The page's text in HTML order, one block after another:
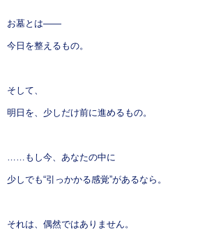
お墓とは——
今日を整えるもの。
そして、
明日を、少しだけ前に進めるもの。
……もし今、あなたの中に
少しでも“引っかかる感覚”があるなら。
それは、偶然ではありません。